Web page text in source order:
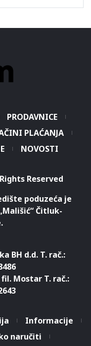
PRODAVNICE
PLAĆANJA
NOVOSTI
Reserved
poduzeća je
Čitluk-
BH d.d. T. rač.:
Mostar T. rač.:
Informacije
naručiti